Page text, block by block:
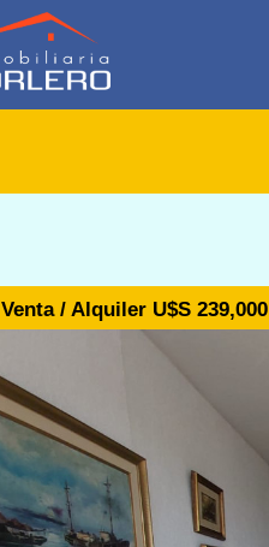
Venta / Alquiler U$S 239,000